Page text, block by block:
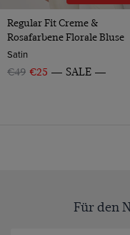
Regular Fit Creme &
Rosafarbene Florale Bluse
Satin
€49 €25 SALE
Für den